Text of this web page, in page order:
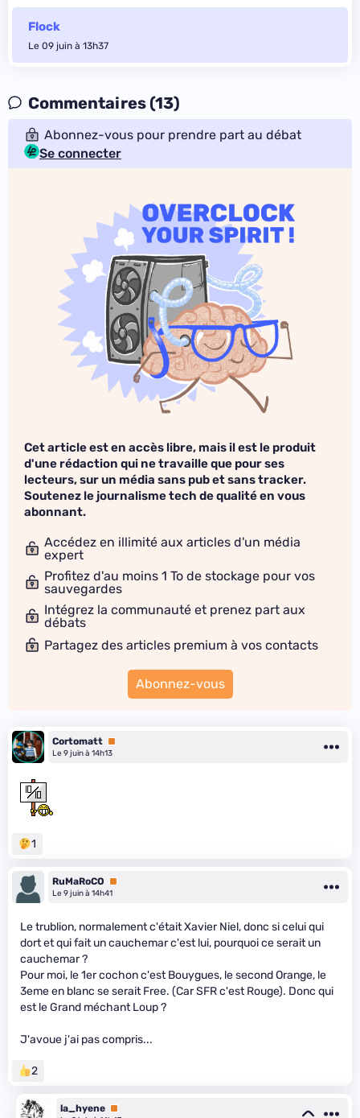
Flock
Le 09 juin à 13h37
Commentaires (13)
Abonnez-vous pour prendre part au débat
Se connecter
Cet article est en accès libre, mais il est le produit
d'une rédaction qui ne travaille que pour ses
lecteurs, sur un média sans pub et sans tracker.
Soutenez le journalisme tech de qualité en vous
abonnant.
Accédez en illimité aux articles d'un média
expert
Profitez d'au moins 1 To de stockage pour vos
sauvegardes
Intégrez la communauté et prenez part aux
débats
Partagez des articles premium à vos contacts
Abonnez-vous
Cortomatt Premium
Le 9 juin à 14h13
1
RuMaRoCO
Premium
Le 9 juin à 14h41
Le trublion, normalement c'était Xavier Niel, donc si celui qui
dort et qui fait un cauchemar c'est lui, pourquoi ce serait un
cauchemar ?
Pour moi, le 1er cochon c'est Bouygues, le second Orange, le
3eme en blanc se serait Free. (Car SFR c'est Rouge). Donc qui
est le Grand méchant Loup ?
J'avoue j'ai pas compris...
2
la_hyene Premium